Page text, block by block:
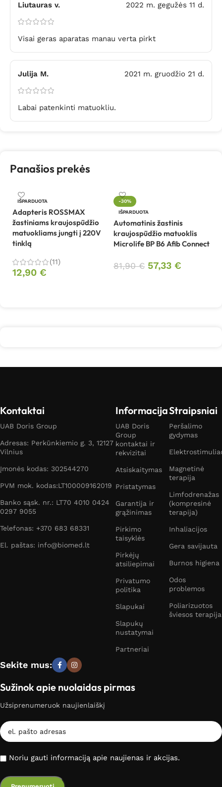
Liutauras v. 2022 m. gegužės 11 d.
Visai geras aparatas manau verta pirkt
Julija M. 2021 m. gruodžio 21 d.
Labai patenkinti matuokliu.
Panašios prekės
IŠPARDUOTA
Adapteris ROSSMAX
žastiniams kraujospūdžio
matuokliams jungti į 220V
tinklą
(11)
12,90 €
-30%
IŠPARDUOTA
Automatinis žastinis
kraujospūdžio matuoklis
Microlife BP B6 Afib Connect
81,90€ 57,33 €
Kontaktai
UAB Doris Group
Adresas: Perkūnkiemio g. 3, 12127
Vilnius
Įmonės kodas: 302544270
PVM mok. kodas:LT100009162019
Banko sąsk. nr.: LT70 4010 0424
0297 9055
Telefonas: +370 683 68331
El. paštas: info@biomed.lt
Informacija
UAB Doris
Group
kontaktai ir
rekvizitai
Atsiskaitymas
Pristatymas
Garantija ir
grąžinimas
Pirkimo
taisyklės
Pirkėjų
atsiliepimai
Privatumo
politika
Slapukai
Slapukų
nustatymai
Partneriai
Straipsniai
Peršalimo
gydymas
Magnetinė
terapija
Limfodrenažas
(kompresinė
terapija)
Inhaliacijos
Gera savijauta
Burnos higiena
Odos
problemos
Poliarizuotos
šviesos terapija
Sekite mus:
Sužinok apie nuolaidas pirmas
Užsiprenumeruok naujienlaiškį
Noriu gauti informaciją apie naujienas ir akcijas.